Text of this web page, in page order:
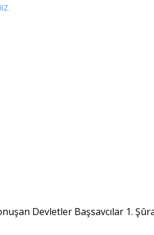
Devletler Başsavcılar 1.